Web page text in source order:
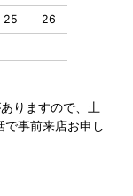
25 26
りますので、土
事前来店お申し